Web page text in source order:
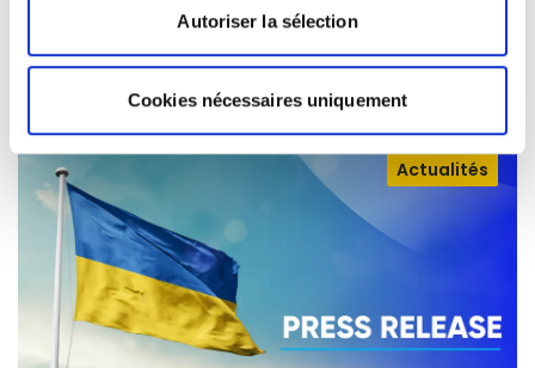
Autoriser la sélection
Cookies nécessaires uniquement
rapport 2025 de la Commission sur la…
Actualités